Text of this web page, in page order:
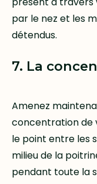
par le nez et les
détendus.
7. La
Amenez
concentration de
le point entre les
milieu de la
pendant toute la